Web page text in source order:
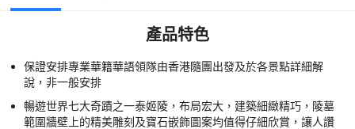
產品特色
保證安排專業華籍華語領隊由香港隨團出發及於各景點詳細解
說，非一般安排
暢遊世界七大奇蹟之一泰姬陵，布局宏大，建築細緻精巧，陵墓
範圍牆壁上的精美雕刻及寶石嵌飾圖案均值得仔細欣賞，讓人讚